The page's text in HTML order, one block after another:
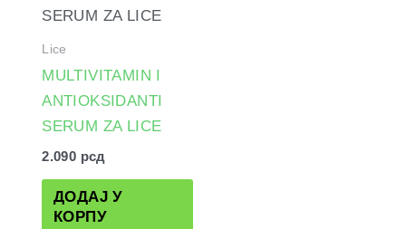
Lice
MULTIVITAMIN I
ANTIOKSIDANTI
SERUM ZA LICE
2.090 рсд
ДОДАЈ У
КОРПУ